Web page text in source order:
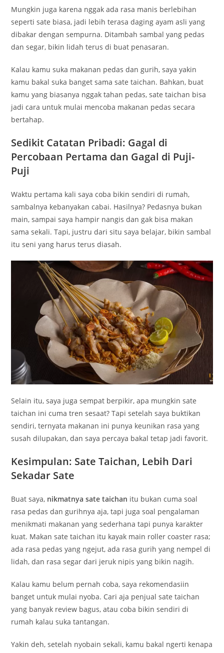
Mungkin juga karena nggak ada rasa manis berlebihan
seperti sate biasa, jadi lebih terasa daging ayam asli yang
dibakar dengan sempurna. Ditambah sambal yang pedas
dan segar, bikin lidah terus di buat penasaran.
Kalau kamu suka makanan pedas dan gurih, saya yakin
kamu bakal suka banget sama sate taichan. Bahkan, buat
kamu yang biasanya nggak tahan pedas, sate taichan bisa
jadi cara untuk mulai mencoba makanan pedas secara
bertahap.
Sedikit Catatan Pribadi: Gagal di
Percobaan Pertama dan Gagal di Puji-
Puji
Waktu pertama kali saya coba bikin sendiri di rumah,
sambalnya kebanyakan cabai. Hasilnya? Pedasnya bukan
main, sampai saya hampir nangis dan gak bisa makan
sama sekali. Tapi, justru dari situ saya belajar, bikin sambal
itu seni yang harus terus diasah.
Selain itu, saya juga sempat berpikir, apa mungkin sate
taichan ini cuma tren sesaat? Tapi setelah saya buktikan
sendiri, ternyata makanan ini punya keunikan rasa yang
susah dilupakan, dan saya percaya bakal tetap jadi favorit.
Kesimpulan: Sate Taichan, Lebih Dari
Sekadar Sate
Buat saya, nikmatnya sate taichan itu bukan cuma soal
rasa pedas dan gurihnya aja, tapi juga soal pengalaman
menikmati makanan yang sederhana tapi punya karakter
kuat. Makan sate taichan itu kayak main roller coaster rasa;
ada rasa pedas yang ngejut, ada rasa gurih yang nempel di
lidah, dan rasa segar dari jeruk nipis yang bikin nagih.
Kalau kamu belum pernah coba, saya rekomendasiin
banget untuk mulai nyoba. Cari aja penjual sate taichan
yang banyak review bagus, atau coba bikin sendiri di
rumah kalau suka tantangan.
Yakin deh, setelah nyobain sekali, kamu bakal ngerti kenapa